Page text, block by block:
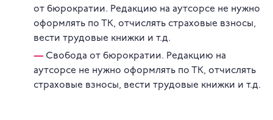
от бюрократии. Редакцию на аутсорсе не нужно
оформлять по ТК, отчислять страховые взносы,
вести трудовые книжки и т.д.
Свобода от бюрократии. Редакцию на
аутсорсе не нужно оформлять по ТК, отчислять
страховые взносы, вести трудовые книжки и т.д.